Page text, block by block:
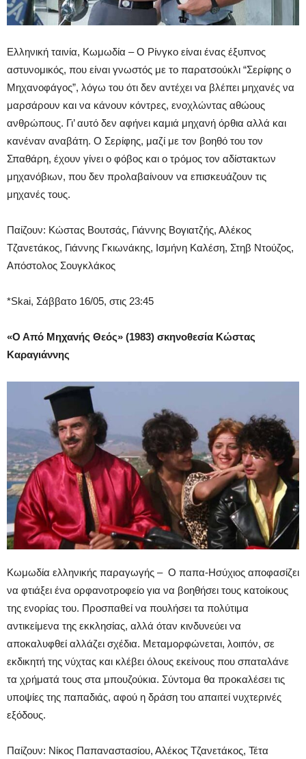
Ελληνική ταινία, Κωμωδία – Ο Ρίνγκο είναι ένας έξυπνος
αστυνομικός, που είναι γνωστός με το παρατσούκλι “Σερίφης ο
Μηχανοφάγος”, λόγω του ότι δεν αντέχει να βλέπει μηχανές να
μαρσάρουν και να κάνουν κόντρες, ενοχλώντας αθώους
ανθρώπους. Γι’ αυτό δεν αφήνει καμιά μηχανή όρθια αλλά και
κανέναν αναβάτη. Ο Σερίφης, μαζί με τον βοηθό του τον
Σπαθάρη, έχουν γίνει ο φόβος και ο τρόμος τον αδίστακτων
μηχανόβιων, που δεν προλαβαίνουν να επισκευάζουν τις
μηχανές τους.
Παίζουν: Κώστας Βουτσάς, Γιάννης Βογιατζής, Αλέκος
Τζανετάκος, Γιάννης Γκιωνάκης, Ισμήνη Καλέση, Στηβ Ντούζος,
Απόστολος Σουγκλάκος
*Skai, Σάββατο 16/05, στις 23:45
«Ο Από Μηχανής Θεός» (1983) σκηνοθεσία Κώστας
Καραγιάννης
Κωμωδία ελληνικής παραγωγής – Ο παπα-Ησύχιος αποφασίζει
να φτιάξει ένα ορφανοτροφείο για να βοηθήσει τους κατοίκους
της ενορίας του. Προσπαθεί να πουλήσει τα πολύτιμα
αντικείμενα της εκκλησίας, αλλά όταν κινδυνεύει να
αποκαλυφθεί αλλάζει σχέδια. Μεταμορφώνεται, λοιπόν, σε
εκδικητή της νύχτας και κλέβει όλους εκείνους που σπαταλάνε
τα χρήματά τους στα μπουζούκια. Σύντομα θα προκαλέσει τις
υποψίες της παπαδιάς, αφού η δράση του απαιτεί νυχτερινές
εξόδους.
Παίζουν: Νίκος Παπαναστασίου, Αλέκος Τζανετάκος, Τέτα